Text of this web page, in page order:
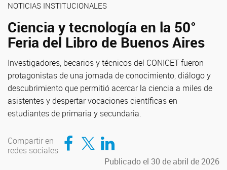
NOTICIAS INSTITUCIONALES
Ciencia y tecnología en la 50°
Feria del Libro de Buenos Aires
Investigadores, becarios y técnicos del CONICET fueron
protagonistas de una jornada de conocimiento, diálogo y
descubrimiento que permitió acercar la ciencia a miles de
asistentes y despertar vocaciones científicas en
estudiantes de primaria y secundaria.
Compartir en
redes sociales
Compartir en Facebook
Compartir en TwitterCompartir en LinkedIn
Publicado el 30 de abril de 2026